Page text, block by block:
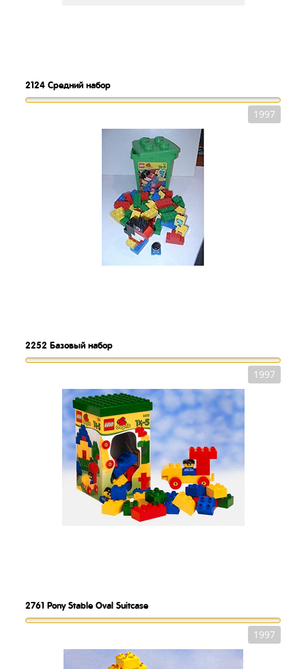
2124 Средний набор
1997
2252 Базовый набор
1997
2761 Pony Stable Oval Suitcase
1997